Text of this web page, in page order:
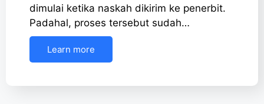
dimulai ketika naskah dikirim ke penerbit.
Padahal, proses tersebut sudah…
Learn more